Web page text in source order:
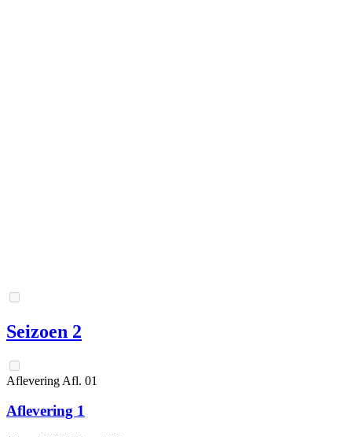
Seizoen 2
Aflevering Afl. 01
Aflevering 1